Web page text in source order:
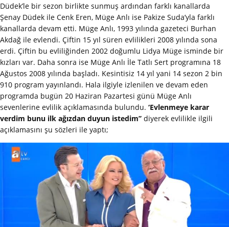
Düdek’le bir sezon birlikte sunmuş ardından farklı kanallarda
Şenay Düdek ile Cenk Eren, Müge Anlı ise Pakize Suda’yla farklı
kanallarda devam etti. Müge Anlı, 1993 yılında gazeteci Burhan
Akdağ ile evlendi. Çiftin 15 yıl süren evlilikleri 2008 yılında sona
erdi. Çiftin bu evliliğinden 2002 doğumlu Lidya Müge isminde bir
kızları var. Daha sonra ise Müge Anlı İle Tatlı Sert programına 18
Ağustos 2008 yılında başladı. Kesintisiz 14 yıl yani 14 sezon 2 bin
910 program yayınlandı. Hala ilgiyle izlenilen ve devam eden
programda bugün 20 Haziran Pazartesi günü Müge Anlı
sevenlerine evlilik açıklamasında bulundu. ‘Evlenmeye karar
verdim bunu ilk ağızdan duyun istedim’’ diyerek evlilikle ilgili
açıklamasını şu sözleri ile yaptı;